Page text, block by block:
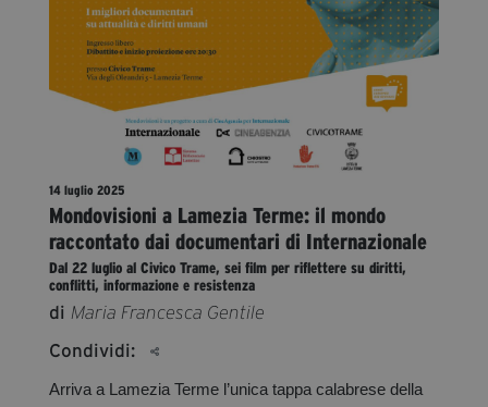
segreteria@tramefestival.it
info@tramefestival.it
+39 346 954 4078
14 luglio 2025
Mondovisioni a Lamezia Terme: il mondo
raccontato dai documentari di Internazionale
Dal 22 luglio al Civico Trame, sei film per riflettere su diritti,
conflitti, informazione e resistenza
di Maria Francesca Gentile
Condividi:
Arriva a Lamezia Terme l’unica tappa calabrese della